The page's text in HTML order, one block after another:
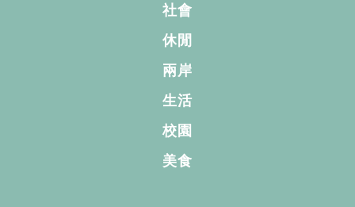
社會
休閒
兩岸
生活
校園
美食